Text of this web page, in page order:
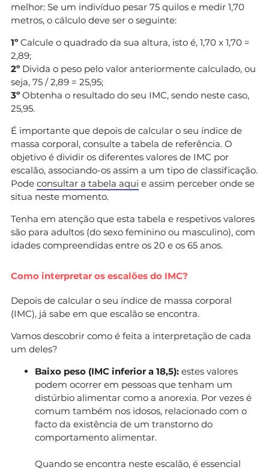
melhor: Se um indivíduo pesar 75 quilos e medir 1,70
metros, o cálculo deve ser o seguinte:
1º Calcule o quadrado da sua altura, isto é, 1,70 x 1,70 =
2,89;
2º Divida o peso pelo valor anteriormente calculado, ou
seja, 75 / 2,89 = 25,95;
3º Obtenha o resultado do seu IMC, sendo neste caso,
25,95.
É importante que depois de calcular o seu índice de
massa corporal, consulte a tabela de referência. O
objetivo é dividir os diferentes valores de IMC por
escalão, associando-os assim a um tipo de classificação.
Pode consultar a tabela aqui e assim perceber onde se
situa neste momento.
Tenha em atenção que esta tabela e respetivos valores
são para adultos (do sexo feminino ou masculino), com
idades compreendidas entre os 20 e os 65 anos.
Como interpretar os escalões do IMC?
Depois de calcular o seu índice de massa corporal
(IMC), já sabe em que escalão se encontra.
Vamos descobrir como é feita a interpretação de cada
um deles?
Baixo peso (IMC inferior a 18,5): estes valores
podem ocorrer em pessoas que tenham um
distúrbio alimentar como a anorexia. Por vezes é
comum também nos idosos, relacionado com o
facto da existência de um transtorno do
comportamento alimentar.
Quando se encontra neste escalão, é essencial